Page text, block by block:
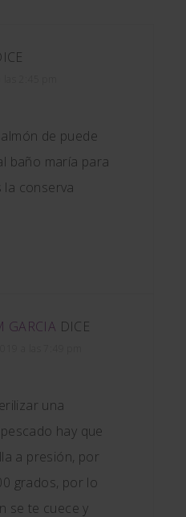
de puede
baño maría para
la conserva
GARCIA DICE
una
hay que
a presión, por
grados, por lo
se te cuece y